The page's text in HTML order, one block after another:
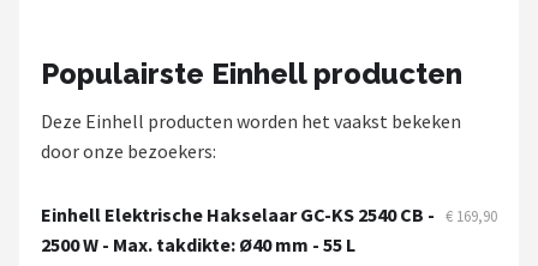
Populairste Einhell producten
Deze Einhell producten worden het vaakst bekeken
door onze bezoekers:
Einhell Elektrische Hakselaar GC-KS 2540 CB -
2500 W - Max. takdikte: Ø40 mm - 55 L
€ 169,90